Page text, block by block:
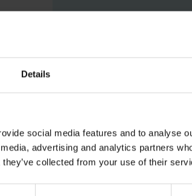
Details
social media features and to analyse
advertising and analytics partners
collected from your use of their